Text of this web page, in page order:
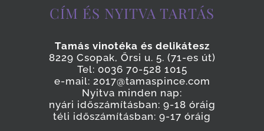
CÍM ÉS NYITVA TARTÁS
Tamás vinotéka és delikátesz
8229 Csopak, Őrsi u. 5. (71-es út)
Tel: 0036 70-528 1015
e-mail: 2017@tamaspince.com
Nyitva minden nap:
nyári időszámításban: 9-18 óráig
téli időszámításban: 9-17 óráig